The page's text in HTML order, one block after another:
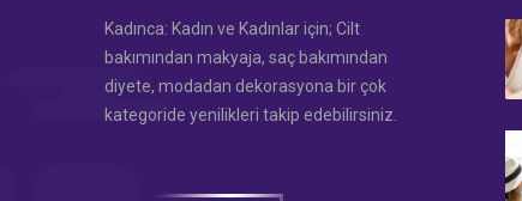
Kadınca: Kadın ve Kadınlar için; Cilt
bakımından makyaja, saç bakımından
diyete, modadan dekorasyona bir çok
kategoride yenilikleri takip edebilirsiniz.